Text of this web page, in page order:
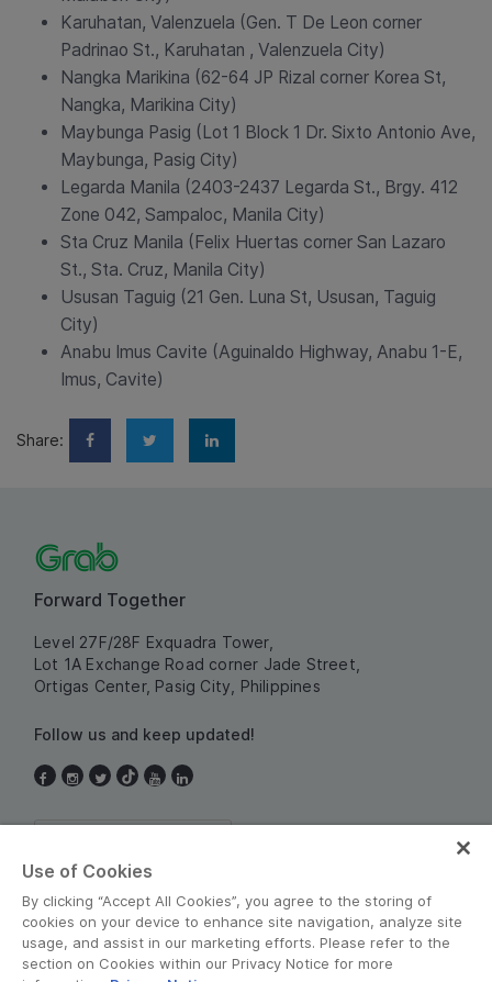
Karuhatan, Valenzuela (Gen. T De Leon corner
Padrinao St., Karuhatan , Valenzuela City)
Nangka Marikina (62-64 JP Rizal corner Korea St,
Nangka, Marikina City)
Maybunga Pasig (Lot 1 Block 1 Dr. Sixto Antonio Ave,
Maybunga, Pasig City)
Legarda Manila (2403-2437 Legarda St., Brgy. 412
Zone 042, Sampaloc, Manila City)
Sta Cruz Manila (Felix Huertas corner San Lazaro
St., Sta. Cruz, Manila City)
Ususan Taguig (21 Gen. Luna St, Ususan, Taguig
City)
Anabu Imus Cavite (Aguinaldo Highway, Anabu 1-E,
Imus, Cavite)
Share:
Forward Together
Level 27F/28F Exquadra Tower,
Lot 1A Exchange Road corner Jade Street,
Ortigas Center, Pasig City, Philippines
Follow us and keep updated!
Use of Cookies
By clicking “Accept All Cookies”, you agree to the storing of
cookies on your device to enhance site navigation, analyze site
usage, and assist in our marketing efforts. Please refer to the
section on Cookies within our Privacy Notice for more